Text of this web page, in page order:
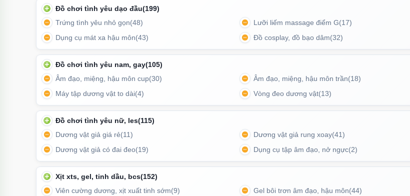
Hướng dẫn sử dụng các tính năng của máy massage kích hậu Loviss
Đồ chơi tình yêu dạo đầu(199)
Trứng tình yêu nhỏ gọn(48) Lưỡi liếm massage điểm G(17)
Dụng cụ mát xa hậu môn(43) Đồ cosplay, đồ bạo dâm(32)
Đồ chơi tình yêu nam, gay(105)
Âm đạo, miệng, hậu môn cup(30) Âm đạo, miệng, hậu môn trần(18)
Máy tập dương vật to dài(4) Vòng đeo dương vật(13)
Đồ chơi tình yêu nữ, les(115)
Dương vật giả giá rẻ(11) Dương vật giả rung xoay(41)
Dương vật giả có đai đeo(19) Dụng cụ tập âm đạo, nở ngực(2)
Xịt xts, gel, tinh dầu, bcs(152)
Viên cường dương, xịt xuất tinh sớm(9) Gel bôi trơn âm đạo, hậu môn(44)